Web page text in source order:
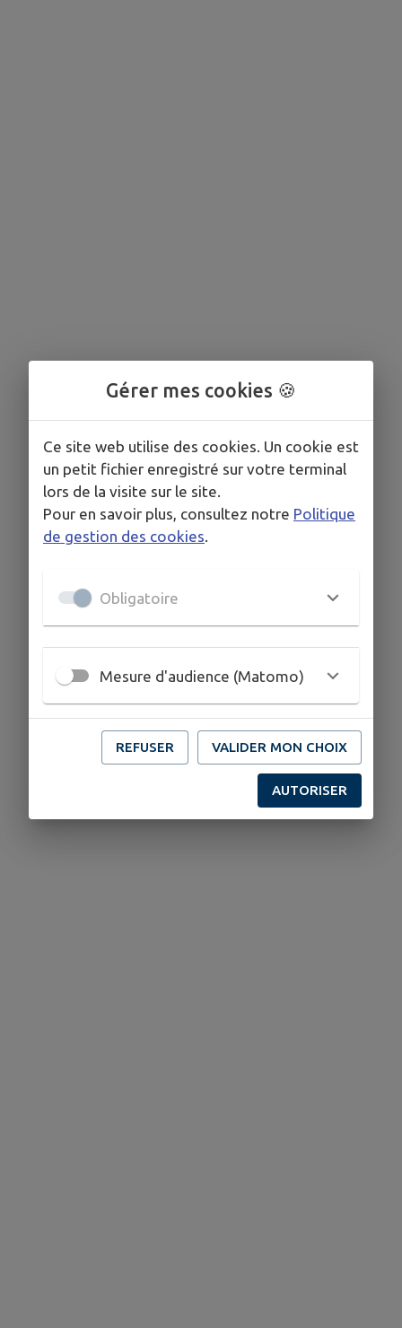
Gérer mes cookies 🍪
Ce site web utilise des cookies. Un cookie est
un petit fichier enregistré sur votre terminal
lors de la visite sur le site.
Pour en savoir plus, consultez notre Politique
de gestion des cookies.
Obligatoire
Mesure d'audience (Matomo)
REFUSER VALIDER MON CHOIX
AUTORISER